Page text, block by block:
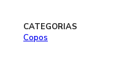
CATEGORIAS
Copos